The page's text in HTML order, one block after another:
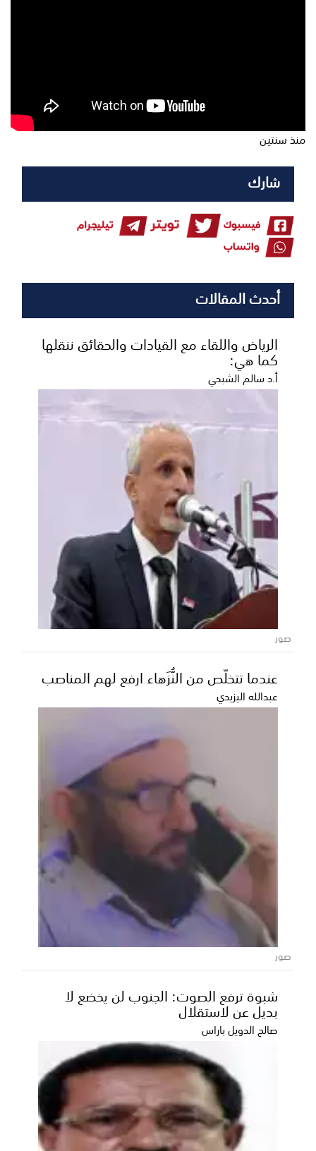
منذ سنتين
شارك
أحدث المقالات
الرياض واللقاء مع القيادات والحقائق ننقلها
كما هي:
أ.د سالم الشبحي
صور
عندما تتخلّص من النُّزَهاء ارفع لهم المناصب
عبدالله اليزيدي
صور
شبوة ترفع الصوت: الجنوب لن يخضع لا
بديل عن لاستقلال
صالح الدويل باراس